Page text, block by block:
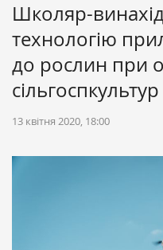
Школяр-
технологію
до рослин при
сільгоспкультур
13 квітня 2020, 18:00